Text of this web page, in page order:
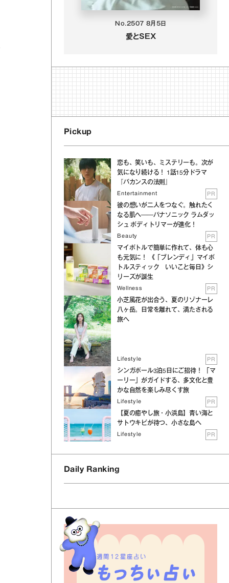
No.2507 8月5日
愛とSEX
Pickup
恋も、笑いも、ミステリーも。次が
気になり続ける！ 1話15分ドラマ
『バカンスの法則』
Entertainment PR
彼の想いが二人をつなぐ。触れたく
なる肌へ──パナソニック ラムダッ
シュ ボディトリマーが進化！
Beauty PR
マイボトルで簡単に作れて、体も心
も元気に！ 《「ブレンディ」マイボ
トルスティック いいこと毎日》シ
リーズが誕生
Wellness PR
小芝風花が出合う、夏のリゾナーレ
八ヶ岳。日常を離れて、満たされる
旅へ
Lifestyle PR
シンガポール3泊5日にご招待！ 「マ
ーリー」がガイドする、多文化と豊
かな自然を楽しみ尽くす旅
Lifestyle PR
【夏の癒やし旅・小浜島】青い海と
サトウキビが待つ、小さな島へ
Lifestyle PR
Daily Ranking
週間12星座占い